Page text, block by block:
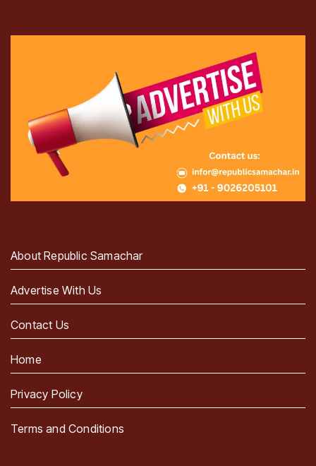
About Republic Samachar
Advertise With Us
Contact Us
Home
Privacy Policy
Terms and Conditions